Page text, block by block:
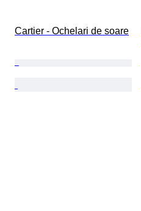
Cartier - Ochelari de soare